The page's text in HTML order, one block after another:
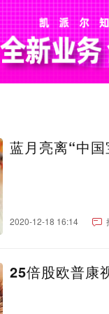
蓝月亮离“中
2020-12-18 16:14
25倍股欧普康